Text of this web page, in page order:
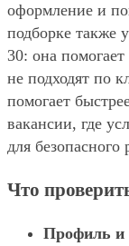
оформление и
подборке также
30: она
не подходят по
помогает
вакансии, где
для безопасного
Что
Профиль и